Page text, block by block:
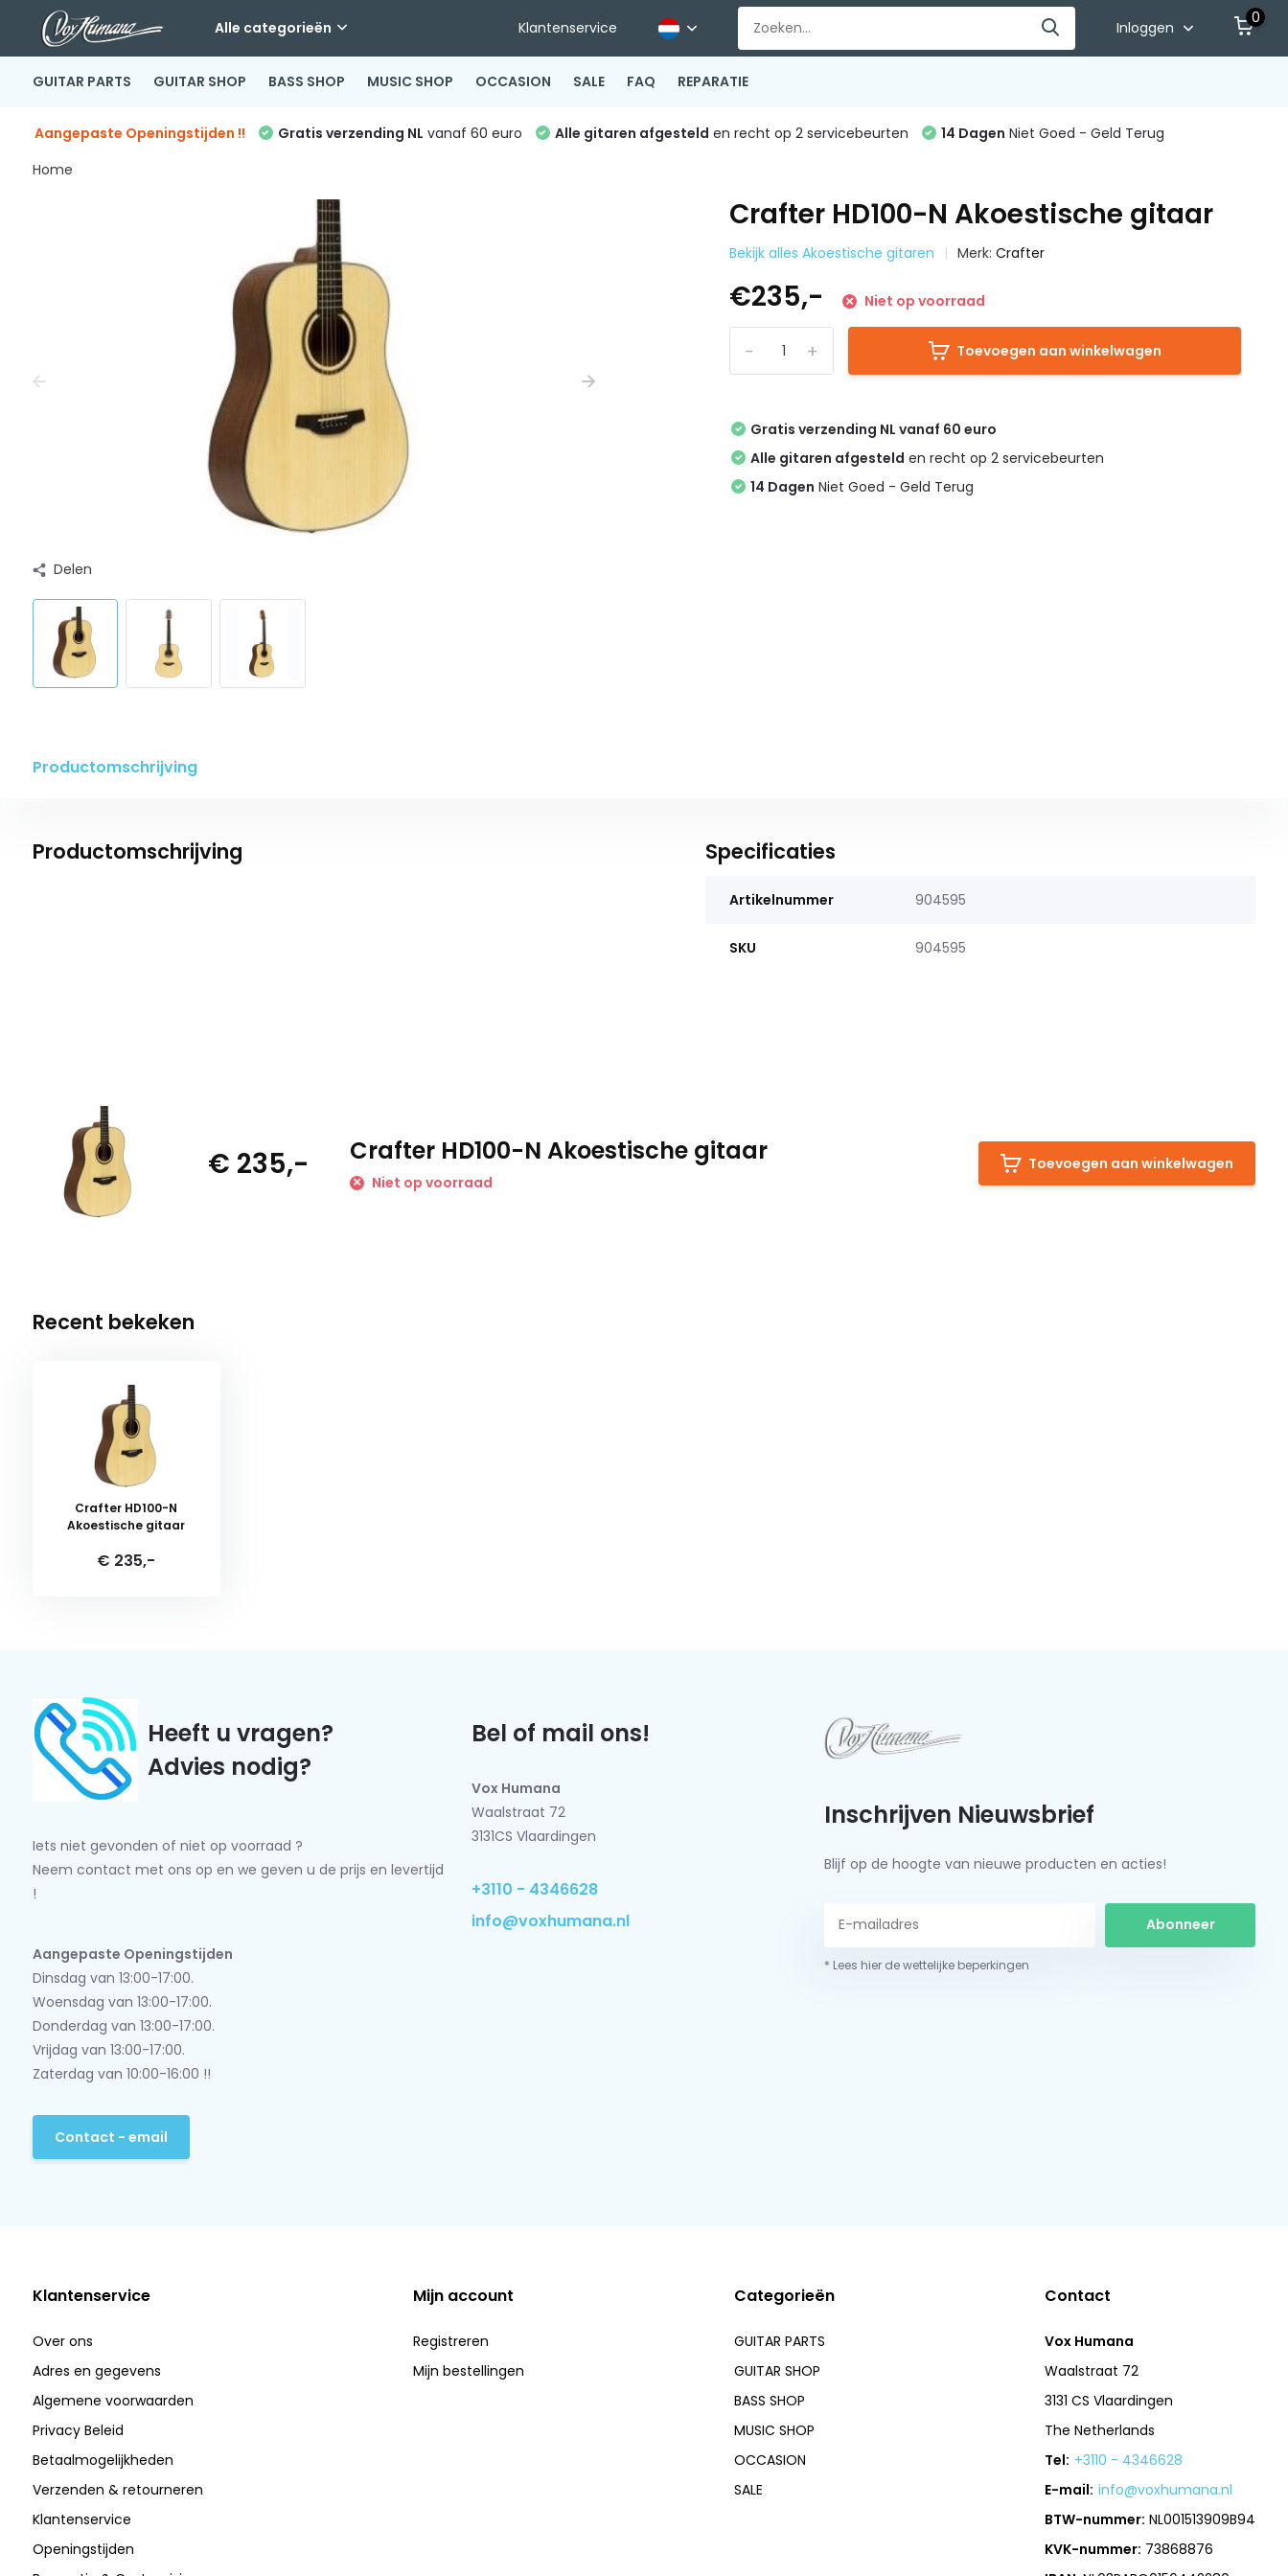
Alle categorieën Klantenservice Inloggen
0
GUITAR PARTS GUITAR SHOP BASS SHOP MUSIC SHOP OCCASION SALE FAQ REPARATIE
Aangepaste Openingstijden !! Gratis verzending NL vanaf 60 euro Alle gitaren afgesteld en recht op 2 servicebeurten 14 Dagen Niet Goed - Geld Terug
Home
Delen
Crafter HD100-N Akoestische gitaar
Bekijk alles Akoestische gitaren Merk:Crafter
€235,- Niet op voorraad
+
- Toevoegen aan winkelwagen
Gratis verzending NL vanaf 60 euro
Alle gitaren afgesteld en recht op 2 servicebeurten
14 Dagen Niet Goed - Geld Terug
Productomschrijving
Productomschrijving Specificaties
Artikelnummer 904595
SKU 904595
€ 235,- Crafter HD100-N Akoestische gitaar
Niet op voorraad
Toevoegen aan winkelwagen
Recent bekeken
Crafter HD100-N
Akoestische gitaar
€ 235,-
Heeft u vragen?
Advies nodig?
Iets niet gevonden of niet op voorraad ?
Neem contact met ons op en we geven u de prijs en levertijd
!
Aangepaste Openingstijden
Dinsdag van 13:00-17:00.
Woensdag van 13:00-17:00.
Donderdag van 13:00-17:00.
Vrijdag van 13:00-17:00.
Zaterdag van 10:00-16:00 !!
Contact - email
Bel of mail ons!
Vox Humana
Waalstraat 72
3131CS Vlaardingen
+3110 - 4346628
info@voxhumana.nl
Inschrijven Nieuwsbrief
Blijf op de hoogte van nieuwe producten en acties!
Abonneer
* Lees hier de wettelijke beperkingen
Klantenservice
Over ons
Adres en gegevens
Algemene voorwaarden
Privacy Beleid
Betaalmogelijkheden
Verzenden & retourneren
Klantenservice
Openingstijden
Mijn account
Registreren
Mijn bestellingen
Categorieën
GUITAR PARTS
GUITAR SHOP
BASS SHOP
MUSIC SHOP
OCCASION
SALE
Contact
Vox Humana
Waalstraat 72
3131 CS Vlaardingen
The Netherlands
Tel: +3110 - 4346628
E-mail: info@voxhumana.nl
BTW-nummer: NL001513909B94
KVK-nummer: 73868876